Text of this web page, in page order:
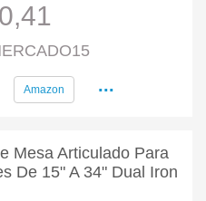
Amazon ...
Mesa Articulado Para
De 15" A 34" Dual Iron